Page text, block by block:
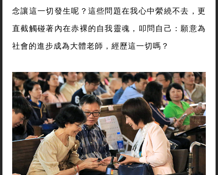
念讓這一切發生呢？這些問題在我心中縈繞不去，更
直截觸碰著內在赤裸的自我靈魂，叩問自己：願意為
社會的進步成為大體老師，經歷這一切嗎？